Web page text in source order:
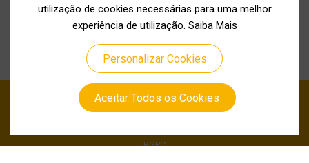
Política de Privacidade
RGPC
utilização de cookies necessárias para uma melhor
experiência de utilização. Saiba Mais
Personalizar Cookies
Aceitar Todos os Cookies